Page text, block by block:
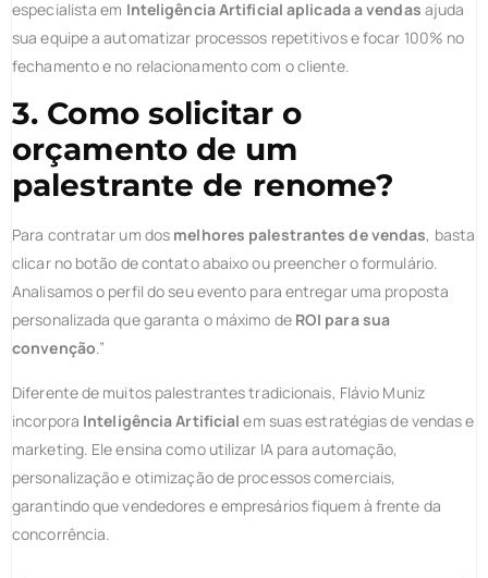
especialista em Inteligência Artificial aplicada a vendas ajuda
sua equipe a automatizar processos repetitivos e focar 100% no
fechamento e no relacionamento com o cliente.
3. Como solicitar o
orçamento de um
palestrante de renome?
Para contratar um dos melhores palestrantes de vendas, basta
clicar no botão de contato abaixo ou preencher o formulário.
Analisamos o perfil do seu evento para entregar uma proposta
personalizada que garanta o máximo de ROI para sua
convenção.”
Diferente de muitos palestrantes tradicionais, Flávio Muniz
incorpora Inteligência Artificial em suas estratégias de vendas e
marketing. Ele ensina como utilizar IA para automação,
personalização e otimização de processos comerciais,
garantindo que vendedores e empresários fiquem à frente da
concorrência.